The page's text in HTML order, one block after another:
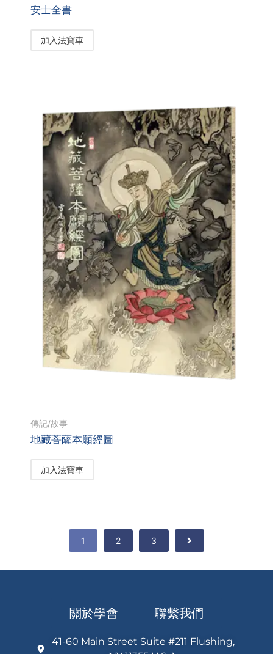
安士全書
加入法寶車
傳記/故事
地藏菩薩本願經圖
加入法寶車
1 2 3
關於學會 聯繫我們
41-60 Main Street Suite #211 Flushing,